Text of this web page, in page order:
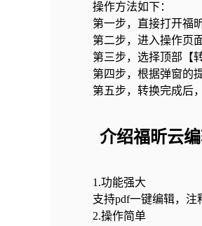
操作方法如下：
第一步，直接打开福
第二步，进入操作页
第三步，选择顶部【转
第四步，根据弹窗的
第五步，转换完成后，
介绍福昕云编
1.功能强大
支持pdf一键编辑，注
2.操作简单